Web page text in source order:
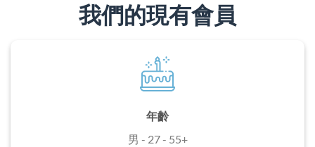
我們的現有會員
年齡
男 - 27 - 55+